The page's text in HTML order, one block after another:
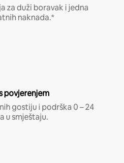
za duži boravak i jedna
naknada.*
povjerenjem
gostiju i podrška 0 – 24
u smještaju.